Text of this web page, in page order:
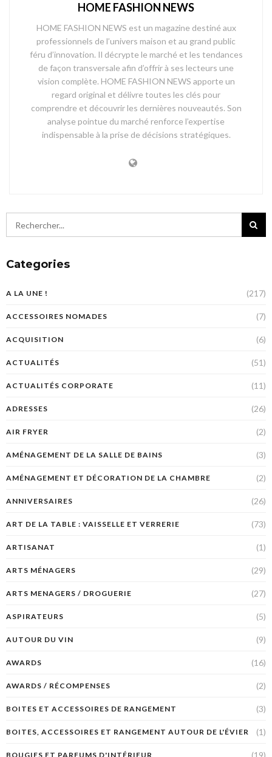
HOME FASHION NEWS
HOME FASHION NEWS est un magazine destiné aux
professionnels de l’univers maison et au grand public
féru d’innovation. Il décrypte le marché et les tendances
de façon transversale afin d’offrir à ses lecteurs une
vision complète. HOME FASHION NEWS apporte un
regard original et délivre toutes les clés pour
comprendre et découvrir les dernières nouveautés. Son
analyse pointue du marché renforce l’expertise
indispensable à la prise de décisions stratégiques.
Categories
A LA UNE ! (217)
ACCESSOIRES NOMADES (7)
ACQUISITION (6)
ACTUALITÉS (51)
ACTUALITÉS CORPORATE (11)
ADRESSES (26)
AIR FRYER (2)
AMÉNAGEMENT DE LA SALLE DE BAINS (3)
AMÉNAGEMENT ET DÉCORATION DE LA CHAMBRE (2)
ANNIVERSAIRES (26)
ART DE LA TABLE : VAISSELLE ET VERRERIE (73)
ARTISANAT (1)
ARTS MÉNAGERS (29)
ARTS MENAGERS / DROGUERIE (27)
ASPIRATEURS (5)
AUTOUR DU VIN (9)
AWARDS (16)
AWARDS / RÉCOMPENSES (2)
BOITES ET ACCESSOIRES DE RANGEMENT (3)
BOITES, ACCESSOIRES ET RANGEMENT AUTOUR DE L'ÉVIER (1)
BOUGIES ET PARFUMS D'INTÉRIEUR